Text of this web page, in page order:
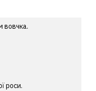
вовчка.
роси.